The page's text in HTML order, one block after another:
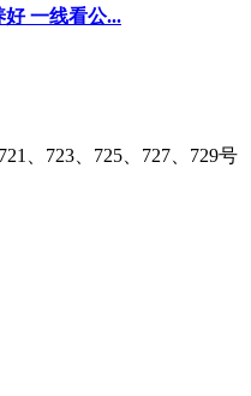
一线看公...
、723、725、727、729号